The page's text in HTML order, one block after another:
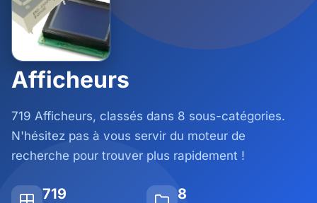
Afficheurs
719 Afficheurs, classés dans 8 sous-catégories.
N'hésitez pas à vous servir du moteur de
recherche pour trouver plus rapidement !
719 8